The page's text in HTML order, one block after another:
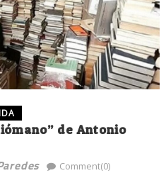
de Antonio
Comment(0)